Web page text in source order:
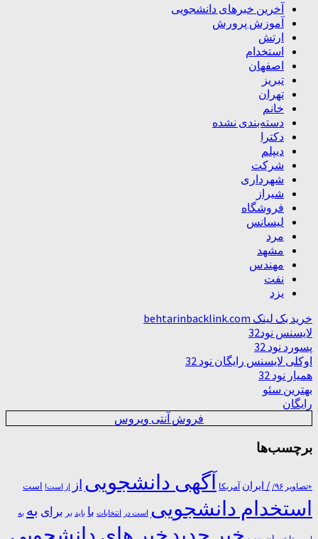
آخرین خبرهای دانشجویی
آموزش پرورش
ارتش
استخدام
اصفهان
تبریز
تهران
خانم
دسته‌بندی نشده
دکترا
دیپلم
شرکت
شهرداری
شیراز
فروشگاه
لیسانس
مرد
مشهد
مهندس
نفت
یزد
خرید بک لینک behtarinbacklink.com
لایسنس نود32
پسورد نود 32
اوکلی لایسنس رایگان نود 32
همیار نود 32
بهترین سئو
رایگان
فروش آنتی ویروس
برچسب‌ها
+تصاویر ۹۶/ / ایران آمریکا آگهی دانشجویی از از است! است
استخدام دانشجویی است در انتخابات با باید بر برای به به